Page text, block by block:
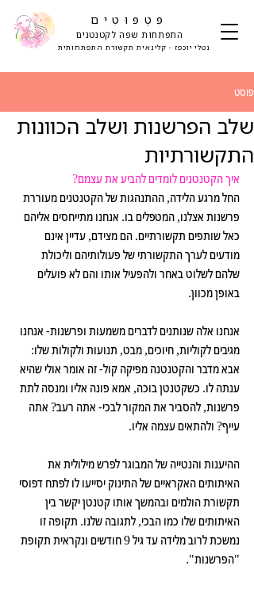
פִּטְפּוּטִים
התפתחות שפה לקטנטנים
נטלי יוכפז - קלינאית תקשורת התפתחותית
פוסט
שלב הפרשנות ושלב הכוונות
התקשורתיות
איך הקטנטנים לומדים להביע את עצמם?
החל מרגע הלידה, ההתנהגות של הקטנטנים מעוררת
פרשנות אצלנו, המטפלים בו. אנחנו מתייחסים אליהם
כאל שותפים תקשורתיים. הם מצידם, עדיין אינם
מודעים לערך התקשורתי של פעולותיהם וליכולת
שלהם לשלוט באחר ולהפעיל אותו והם לא פועלים
באופן מכוון.
אנחנו אלה שנותנים לדברים משמעות ופרשנות- אנחנו
מגיבים לקוליות, חיוכים, מבט, תנועות ולקולות שלו:
אבא מדבר והקטנטנה מפיקה קול- זה אומר אולי שהיא
ענתה לו. כשקטנטן בוכה, אמא פונה אליו ומנסה לתת
פרשנות, להסביר את המקור לבכי- אתה רעב? אתה
עייף? ולהתאים עצמה אליו.
ההיענות והנטייה של המבוגר לפרש מילולית את
האיתותים האקראיים של התינוק יסייעו לו לפתח דפוסי
תקשורת הולמים ובהמשך אותו קטנטן יקשר בין
האיתותים שלו כמו הבכי, לתגובה שלנו. תקופה זו
נמשכת לרוב מלידה עד גיל 9 חודשים ונקראית תקופת
"הפרשנות".